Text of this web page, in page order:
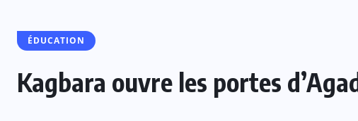
ÉDUCATION
Kagbara ouvre les portes